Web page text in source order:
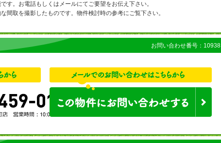
す。お電話もしくはメールにてご要望をお伝え下さい。
間取を撮影したものです。物件検討時の参考にご覧下さい。
お問い合わせ番号：10938